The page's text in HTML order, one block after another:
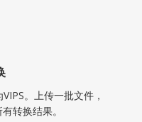
。上传一批文件，
转换结果。